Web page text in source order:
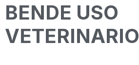
BENDE USO
VETERINARIO